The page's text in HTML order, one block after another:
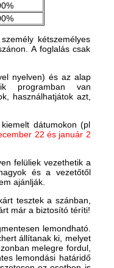
kétszemélyes
A foglalás csak
nyelven) és az alap
programban van
használhatjátok azt,
dátumokon (pl
22 és január 2
felüliek vezethetik a
és a vezetőtől
ajánlják.
tesztek a szánban,
már a biztosító téríti!
lemondható.
állítanak ki, melyet
melegre fordul,
lemondási határidő